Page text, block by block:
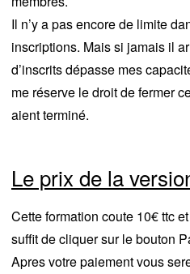
Il n’y a pas encore de limite
inscriptions. Mais si jamais il
d’inscrits dépasse mes
me réserve le droit de fermer
aient terminé.
Le prix de la
Cette formation coute 10€ ttc
suffit de cliquer sur le bouton
Apres votre paiement vous